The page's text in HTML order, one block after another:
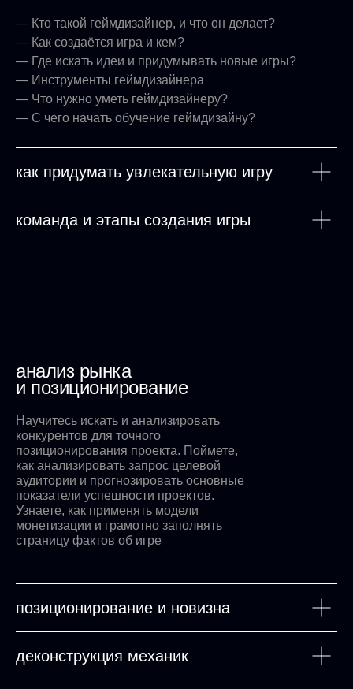
— Кто такой геймдизайнер, и что он делает?
— Как создаётся игра и кем?
— Где искать идеи и придумывать новые игры?
— Инструменты геймдизайнера
— Что нужно уметь геймдизайнеру?
— С чего начать обучение геймдизайну?
как придумать увлекательную игру
команда и этапы создания игры
анализ рынка
и позиционирование
Научитесь искать и анализировать
конкурентов для точного
позиционирования проекта. Поймете,
как анализировать запрос целевой
аудитории и прогнозировать основные
показатели успешности проектов.
Узнаете, как применять модели
монетизации и грамотно заполнять
страницу фактов об игре
позиционирование и новизна
деконструкция механик